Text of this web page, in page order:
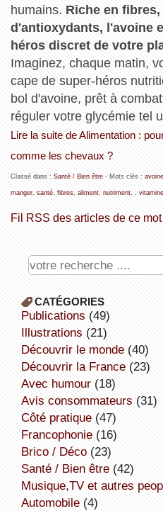
humains. Riche en
d'antioxydants, l'avoine
héros discret de votre
Imaginez, chaque matin,
cape de super-héros
bol d'avoine, prêt à
réguler votre glycémie tel
Lire la suite de Alimentation :
comme les chevaux ?
Classé dans : Santé / Bien être- Mots clés : avoine
manger, santé, fibres, aliment, nutriment,
Fil RSS des articles de ce
CATÉGORIES
publications (49)
illustrations (21)
découvrir le monde(40)
découvrir la France(23)
avec humour(18)
avis consommateurs (31)
côté pratique(47)
Francophonie(16)
Brico / Déco(23)
Santé / Bien être(42)
Musique,TV et autres
Automobile(4)